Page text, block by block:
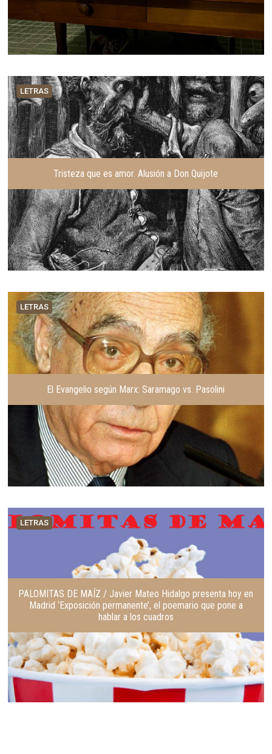
LETRAS
Tristeza que es amor. Alusión a Don Quijote
LETRAS
El Evangelio según Marx: Saramago vs. Pasolini
LETRAS
PALOMITAS DE MAÍZ / Javier Mateo Hidalgo presenta hoy en
Madrid ‘Exposición permanente’, el poemario que pone a
hablar a los cuadros